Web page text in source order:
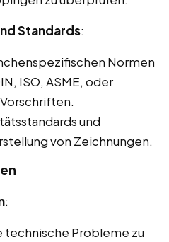
Standards:
Normen
ISO, ASME, oder
und
von Zeichnungen.
:
Probleme zu